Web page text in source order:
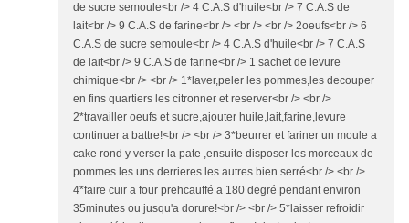
de sucre semoule<br /> 4 C.A.S d'huile<br /> 7 C.A.S de
lait<br /> 9 C.A.S de farine<br /> <br /> <br /> 2oeufs<br /> 6
C.A.S de sucre semoule<br /> 4 C.A.S d'huile<br /> 7 C.A.S
de lait<br /> 9 C.A.S de farine<br /> 1 sachet de levure
chimique<br /> <br /> 1*laver,peler les pommes,les decouper
en fins quartiers les citronner et reserver<br /> <br />
2*travailler oeufs et sucre,ajouter huile,lait,farine,levure
continuer a battre!<br /> <br /> 3*beurrer et fariner un moule a
cake rond y verser la pate ,ensuite disposer les morceaux de
pommes les uns derrieres les autres bien serré<br /> <br />
4*faire cuir a four prehcauffé a 180 degré pendant environ
35minutes ou jusqu'a dorure!<br /> <br /> 5*laisser refroidir